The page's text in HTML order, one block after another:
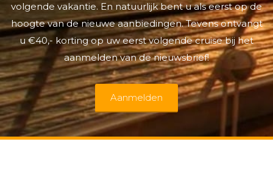
volgende vakantie. En natuurlijk bent u als eerst op de
hoogte van de nieuwe aanbiedingen. Tevens ontvangt
u €40,- korting op uw eerst volgende cruise bij het
aanmelden van de nieuwsbrief!
Aanmelden